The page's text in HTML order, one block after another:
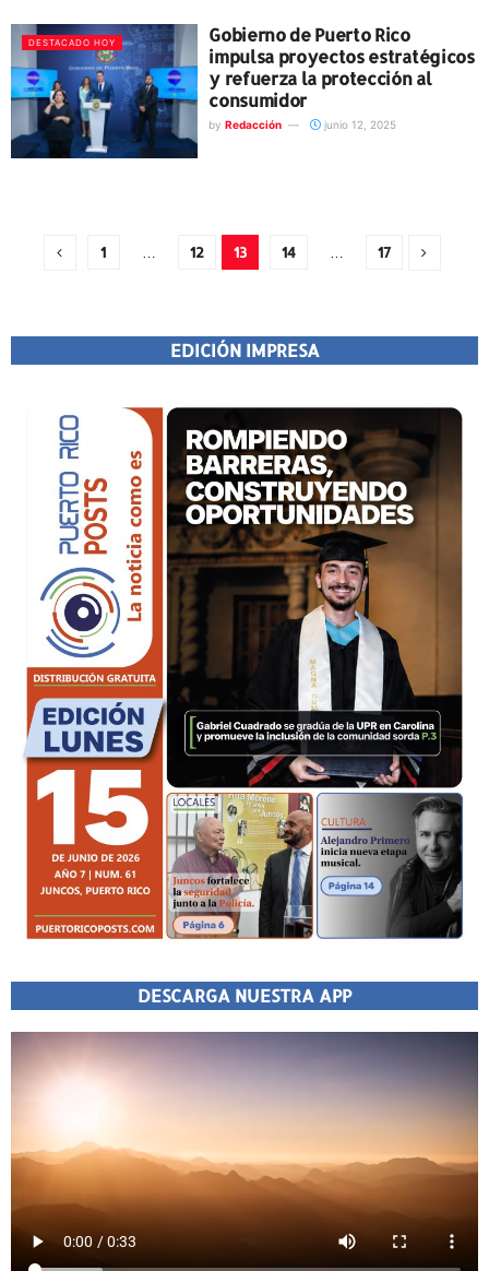
DESTACADO HOY
Gobierno de Puerto Rico
impulsa proyectos estratégicos
y refuerza la protección al
consumidor
by Redacción junio 12, 2025
1 12 13 14 17
EDICIÓN IMPRESA
DESCARGA NUESTRA APP